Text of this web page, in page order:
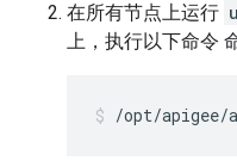
在所有节点上运行
上，执行以下命令
/opt/apigee/